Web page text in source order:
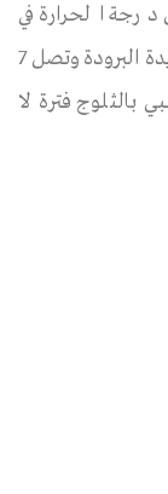
درجة الحرارة في
مرتفعات حيدر نبي في فصل الشتاء تكون شديدة البرودة وتصل 7
فترة لا